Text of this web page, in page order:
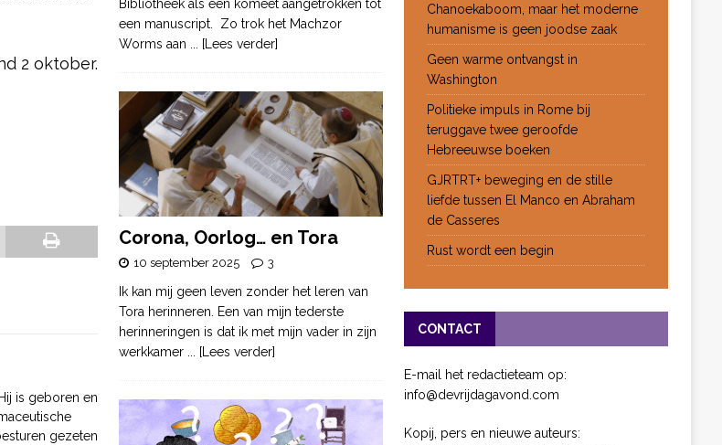
2 oktober.
is geboren en
gezeten
Bibliotheek als een komeet aangetrokken tot
een manuscript. Zo trok het Machzor
Worms aan ... [Lees verder]
Corona, Oorlog… en Tora
10 september 2025 3
Ik kan mij geen leven zonder het leren van
Tora herinneren. Een van mijn tederste
herinneringen is dat ik met mijn vader in zijn
werkkamer ... [Lees verder]
Chanoekaboom, maar het moderne
humanisme is geen joodse zaak
Geen warme ontvangst in
Washington
Politieke impuls in Rome bij
teruggave twee geroofde
Hebreeuwse boeken
GJRTRT+ beweging en de stille
liefde tussen El Manco en Abraham
de Casseres
Rust wordt een begin
CONTACT
E-mail het redactieteam op:
info@devrijdagavond.com
Kopij, pers en nieuwe auteurs: